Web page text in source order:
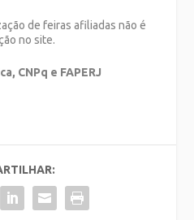
de feiras afiliadas não é
no site.
CNPq e FAPERJ